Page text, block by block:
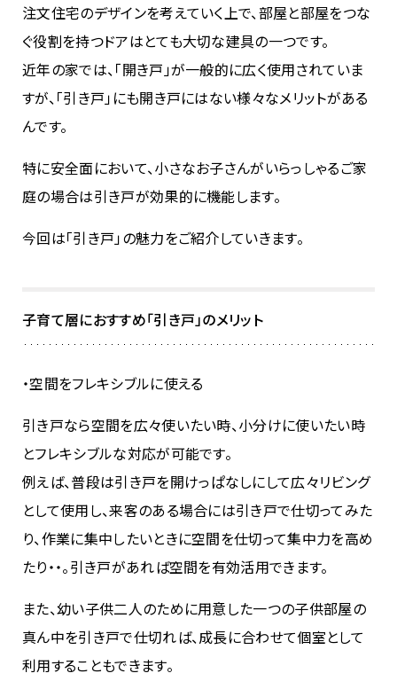
注文住宅のデザインを考えていく上で、部屋と部屋をつな
ぐ役割を持つドアはとても大切な建具の一つです。
近年の家では、「開き戸」が一般的に広く使用されていま
すが、「引き戸」にも開き戸にはない様々なメリットがある
んです。
特に安全面において、小さなお子さんがいらっしゃるご家
庭の場合は引き戸が効果的に機能します。
今回は「引き戸」の魅力をご紹介していきます。
子育て層におすすめ「引き戸」のメリット
・空間をフレキシブルに使える
引き戸なら空間を広々使いたい時、小分けに使いたい時
とフレキシブルな対応が可能です。
例えば、普段は引き戸を開けっぱなしにして広々リビング
として使用し、来客のある場合には引き戸で仕切ってみた
り、作業に集中したいときに空間を仕切って集中力を高め
たり・・。引き戸があれば空間を有効活用できます。
また、幼い子供二人のために用意した一つの子供部屋の
真ん中を引き戸で仕切れば、成長に合わせて個室として
利用することもできます。